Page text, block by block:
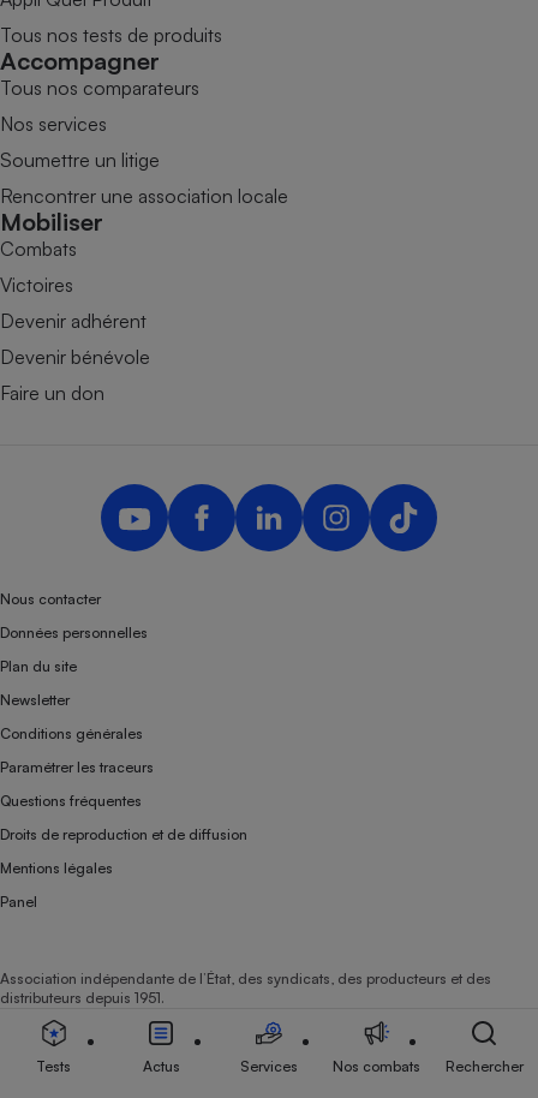
Tous nos tests de produits
Accompagner
Tous nos comparateurs
Nos services
Soumettre un litige
Rencontrer une association locale
Mobiliser
Combats
Victoires
Devenir adhérent
Devenir bénévole
Faire un don
Nous contacter
Données personnelles
Plan du site
Newsletter
Conditions générales
Paramétrer les traceurs
Questions fréquentes
Droits de reproduction et de diffusion
Mentions légales
Panel
Association indépendante de l’État, des syndicats, des producteurs et des
distributeurs depuis 1951.
Tests Actus Services Nos combats Rechercher